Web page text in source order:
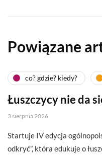
Powiązane
co? gdzie? kiedy?
Łuszczycy nie da
3 sierpnia 2026
Startuje IV edycja
odkryć”, która edukuje o